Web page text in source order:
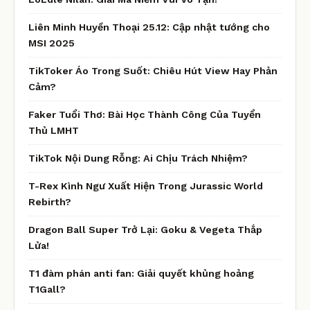
Liên Minh Huyền Thoại 25.12: Cập nhật tướng cho
MSI 2025
TikToker Áo Trong Suốt: Chiêu Hút View Hay Phản
Cảm?
Faker Tuổi Thơ: Bài Học Thành Công Của Tuyển
Thủ LMHT
TikTok Nội Dung Rỗng: Ai Chịu Trách Nhiệm?
T-Rex Kình Ngư Xuất Hiện Trong Jurassic World
Rebirth?
Dragon Ball Super Trở Lại: Goku & Vegeta Thắp
Lửa!
T1 đàm phán anti fan: Giải quyết khủng hoảng
T1Gall?